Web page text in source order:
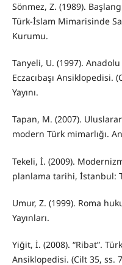
Sönmez, Z. (1989).
Türk-İslam Mimarisinde
Kurumu.
Tanyeli, U. (1997).
Eczacıbaşı Ansiklopedisi.
Yayını.
Tapan, M. (2007).
modern Türk mimarlığı.
Tekeli, İ. (2009).
planlama tarihi, İstanbul:
Umur, Z. (1999). Roma
Yayınları.
Yiğit, İ. (2008). “Ribat”.
Ansiklopedisi. (Cilt 35, ss.